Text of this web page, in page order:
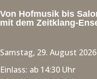
Von Hofmusik bis
mit dem Zeitklang-
Samstag, 29. August 2026
Einlass: ab 14:30 Uhr